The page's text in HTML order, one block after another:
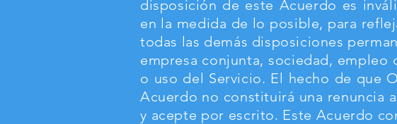
disposición de este Acuerdo es
en la medida de lo posible, para
todas las demás disposiciones
empresa conjunta, sociedad,
o uso del Servicio. El hecho de que
Acuerdo no constituirá una renuncia
y acepte por escrito. Este Acuerdo